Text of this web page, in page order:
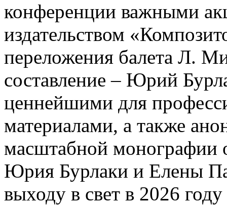
конференции важными
издательством
переложения балета Л.
составление – Юрий
ценнейшими для
материалами, а также
масштабной монографии
Юрия Бурлаки и Елены
выходу в свет в 2026